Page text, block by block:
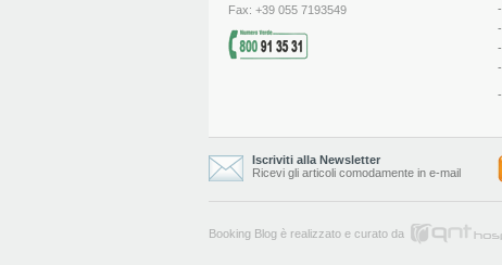
Fax: +39 055 7193549
-
-
-
-
-
Iscriviti alla Newsletter
Ricevi gli articoli comodamente in e-mail
Booking Blog è realizzato e curato da